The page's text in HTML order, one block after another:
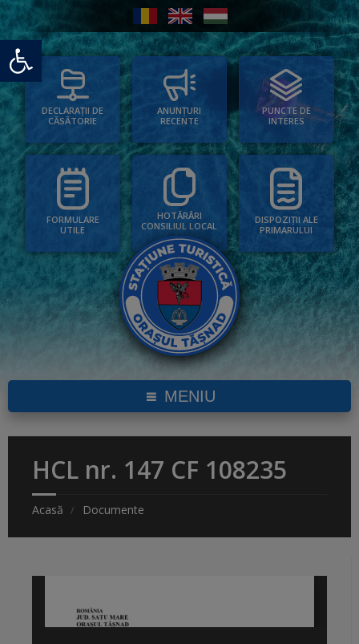
Deschide bara de unelte
DECLARAȚII DE
CĂSĂTORIE
ANUNȚURI
RECENTE
PUNCTE DE
INTERES
FORMULARE
UTILE
HOTĂRÂRI
CONSILIUL LOCAL
DISPOZIȚII ALE
PRIMARULUI
MENIU
HCL nr. 147 CF 108235
Acasă Documente